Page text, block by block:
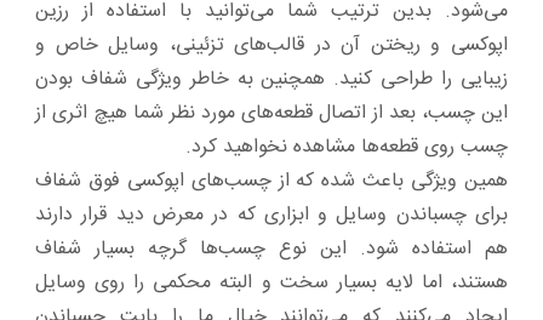
می‌شود. بدین ترتیب شما می‌توانید با استفاده از رزین
اپوکسی و ریختن آن در قالب‌های تزئینی، وسایل خاص و
زیبایی را طراحی کنید. همچنین به خاطر ویژگی‌ شفاف بودن
این چسب، بعد از اتصال قطعه‌های مورد نظر شما هیچ اثری از
چسب روی قطعه‌ها مشاهده نخواهید کرد.
همین ویژگی باعث شده که از چسب‌های اپوکسی فوق شفاف
برای چسباندن وسایل و ابزاری که در معرض دید قرار دارند
هم استفاده شود. این نوع چسب‌ها گرچه بسیار شفاف
هستند، اما لایه بسیار سخت و البته محکمی را روی وسایل